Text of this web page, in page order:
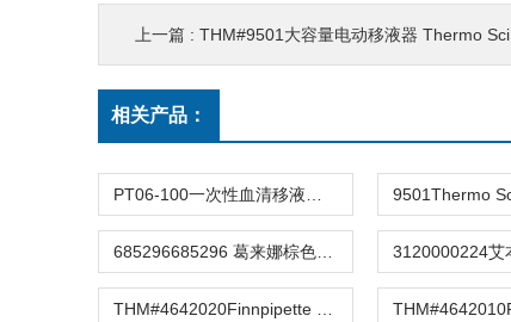
上一篇 : THM#9501大容量电动移液器 Thermo Scientific S1移液管电动移液器 白色 1-100ml
相关产品：